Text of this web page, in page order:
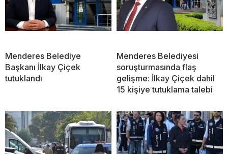
Menderes Belediye
Başkanı İlkay Çiçek
tutuklandı
Menderes Belediyesi
soruşturmasında flaş
gelişme: İlkay Çiçek dahil
15 kişiye tutuklama talebi